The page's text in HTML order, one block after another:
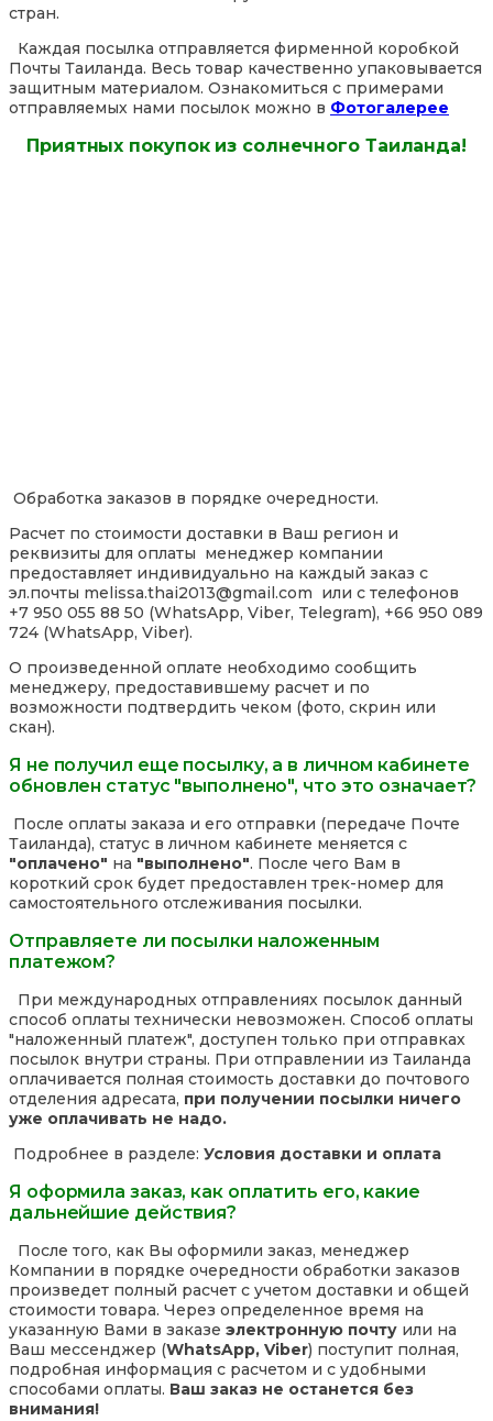
стран.
Каждая посылка отправляется фирменной коробкой
Почты Таиланда. Весь товар качественно упаковывается
защитным материалом. Ознакомиться с примерами
отправляемых нами посылок можно в Фотогалерее
Приятных покупок из солнечного Таиланда!
Обработка заказов в порядке очередности.
Расчет по стоимости доставки в Ваш регион и
реквизиты для оплаты менеджер компании
предоставляет индивидуально на каждый заказ с
эл.почты melissa.thai2013@gmail.com или с телефонов
+7 950 055 88 50 (WhatsApp, Viber, Telegram), +66 950 089
724 (WhatsApp, Viber).
О произведенной оплате необходимо сообщить
менеджеру, предоставившему расчет и по
возможности подтвердить чеком (фото, скрин или
скан).
Я не получил еще посылку, а в личном кабинете
обновлен статус "выполнено", что это означает?
После оплаты заказа и его отправки (передаче Почте
Таиланда), статус в личном кабинете меняется с
"оплачено" на "выполнено". После чего Вам в
короткий срок будет предоставлен трек-номер для
самостоятельного отслеживания посылки.
Отправляете ли посылки наложенным
платежом?
При международных отправлениях посылок данный
способ оплаты технически невозможен. Способ оплаты
"наложенный платеж", доступен только при отправках
посылок внутри страны. При отправлении из Таиланда
оплачивается полная стоимость доставки до почтового
отделения адресата, при получении посылки ничего
уже оплачивать не надо.
Подробнее в разделе: Условия доставки и оплата
Я оформила заказ, как оплатить его, какие
дальнейшие действия?
После того, как Вы оформили заказ, менеджер
Компании в порядке очередности обработки заказов
произведет полный расчет с учетом доставки и общей
стоимости товара. Через определенное время на
указанную Вами в заказе электронную почту или на
Ваш мессенджер (WhatsApp, Viber) поступит полная,
подробная информация с расчетом и с удобными
способами оплаты. Ваш заказ не останется без
внимания!